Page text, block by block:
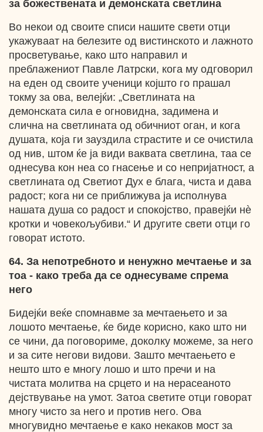
за божествената и демонската светлина
Во некои од своите списи нашите свети отци
укажуваат на белезите од вистинското и лажното
просветување, како што направил и
преблажениот Павле Латрски, кога му одговорил
на еден од своите ученици којшто го прашал
токму за ова, велејќи: „Светлината на
демонската сила е огновидна, задимена и
слична на светлината од обичниот оган, и кога
душата, која ги зауздила страстите и се очистила
од нив, штом ќе ја види ваквата светлина, таа се
однесува кон неа со гнасење и со непријатност, а
светлината од Светиот Дух е блага, чиста и дава
радост; кога ни се приближува ја исполнува
нашата душа со радост и спокојство, правејќи нѐ
кротки и човекољубиви.“ И другите свети отци го
говорат истото.
64. За непотребното и ненужно мечтаење и за
тоа - како треба да се однесуваме спрема
него
Бидејќи веќе спомнавме за мечтаењето и за
лошото мечтаење, ќе биде корисно, како што ни
се чини, да поговориме, доколку можеме, за него
и за сите негови видови. Зашто мечтаењето е
нешто што е многу лошо и што пречи и на
чистата молитва на срцето и на нерасеаното
дејствување на умот. Затоа светите отци говорат
многу чисто за него и против него. Ова
многувидно мечтаење е како некаков мост за